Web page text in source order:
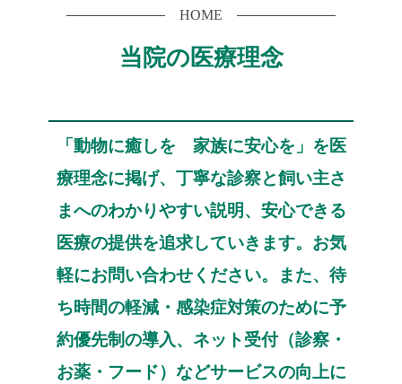
HOME
当院の医療理念
「動物に癒しを 家族に安心を」を医
療理念に掲げ、 丁寧な診察と飼い主さ
まへのわかりやすい説明、 安心できる
医療の提供を追求していきます。 お気
軽にお問い合わせください。
また、待
ち時間の軽減・感染症対策のために予
約優先制の導入、 ネット受付（診察・
お薬・フード）などサービスの向上に